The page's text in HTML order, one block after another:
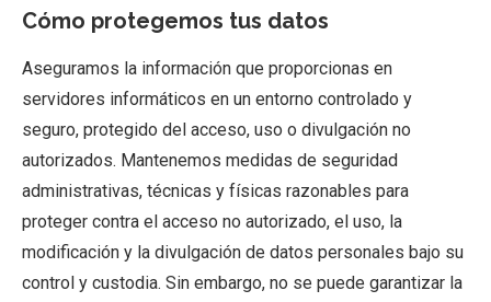
Cómo protegemos tus datos
Aseguramos la información que proporcionas en
servidores informáticos en un entorno controlado y
seguro, protegido del acceso, uso o divulgación no
autorizados. Mantenemos medidas de seguridad
administrativas, técnicas y físicas razonables para
proteger contra el acceso no autorizado, el uso, la
modificación y la divulgación de datos personales bajo su
control y custodia. Sin embargo, no se puede garantizar la